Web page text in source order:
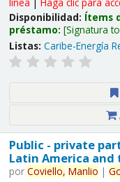
Disponibilidad: Ítems
préstamo: Signatura
Listas: Caribe-Energía
Public - private
Latin America and
por Coviello, Manlio |